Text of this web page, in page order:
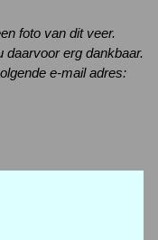
foto van dit veer.
daarvoor erg dankbaar.
e-mail adres: